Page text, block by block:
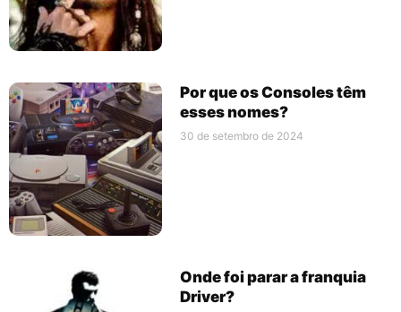
Por que os Consoles têm
esses nomes?
30 de setembro de 2024
Onde foi parar a franquia
Driver?